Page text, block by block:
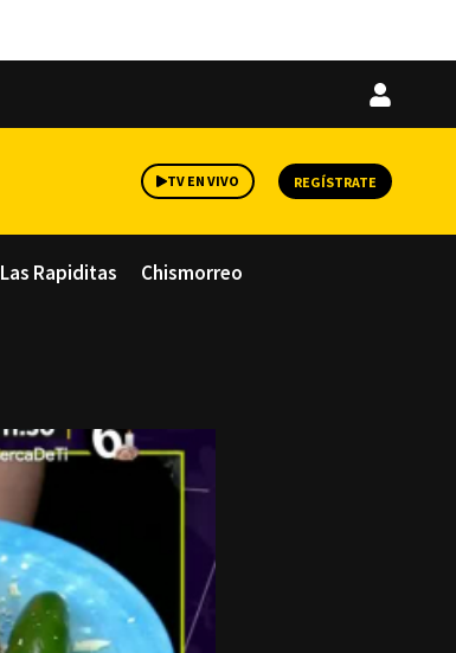
Iniciar
TV EN VIVO REGÍSTRATE
Las Rapiditas Chismorreo